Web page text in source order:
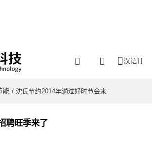
汉语
能 / 沈氏节约2014年通过好时节会来
聘旺季来了